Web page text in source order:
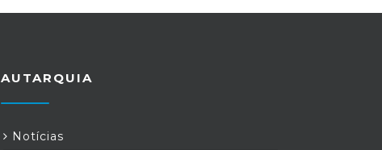
AUTARQUIA
Notícias